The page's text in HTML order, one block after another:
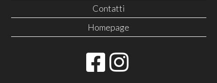
Contatti
Homepage